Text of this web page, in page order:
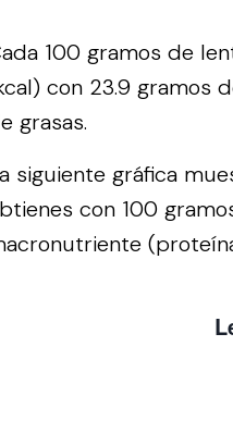
100 gramos de
con 23.9 gramos
grasas.
siguiente gráfica
con 100